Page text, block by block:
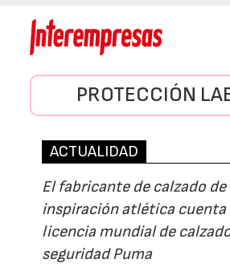
PROTECCIÓN
ACTUALIDAD
El fabricante de calzado
inspiración atlética cuenta
licencia mundial de
seguridad Puma